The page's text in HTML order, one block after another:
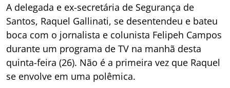
A delegada e ex-secretária de Segurança de
Santos, Raquel Gallinati, se desentendeu e bateu
boca com o jornalista e colunista Felipeh Campos
durante um programa de TV na manhã desta
quinta-feira (26). Não é a primeira vez que Raquel
se envolve em uma polêmica.